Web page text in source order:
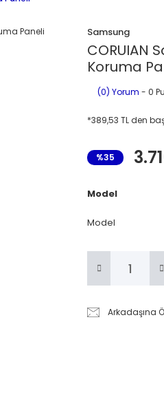
Samsung
CORUIAN
Koruma
(0) Yorum - 0
*389,53 TL den
%35
Model
Model
Arkadaşına